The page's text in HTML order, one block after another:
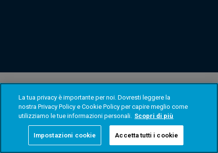
La tua privacy è importante per noi. Dovresti leggere la
nostra Privacy Policy e Cookie Policy per capire meglio come
utilizziamo le tue informazioni personali. Scopri di più
Impostazioni cookie Accetta tutti i cookie